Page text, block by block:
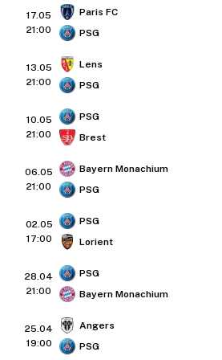
17.05
21:00
Paris FC
PSG
13.05
21:00
Lens
PSG
10.05
21:00
PSG
Brest
06.05
21:00
Bayern Monachium
PSG
02.05
17:00
PSG
Lorient
28.04
21:00
PSG
Bayern Monachium
25.04
19:00
Angers
PSG